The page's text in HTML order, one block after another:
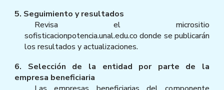
5. Seguimiento y resultados
Revisa el micrositio
sofisticacionpotencia.unal.edu.co donde se publicarán
los resultados y actualizaciones.
6. Selección de la entidad por parte de la
empresa beneficiaria